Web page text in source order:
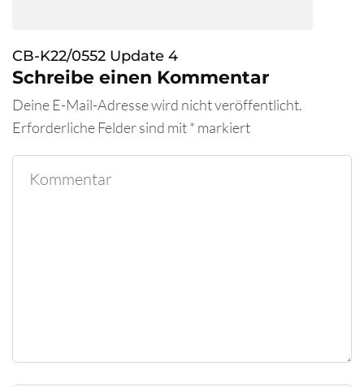
CB-K22/0552 Update 4
Schreibe einen Kommentar
Deine E-Mail-Adresse wird nicht veröffentlicht.
Erforderliche Felder sind mit* markiert